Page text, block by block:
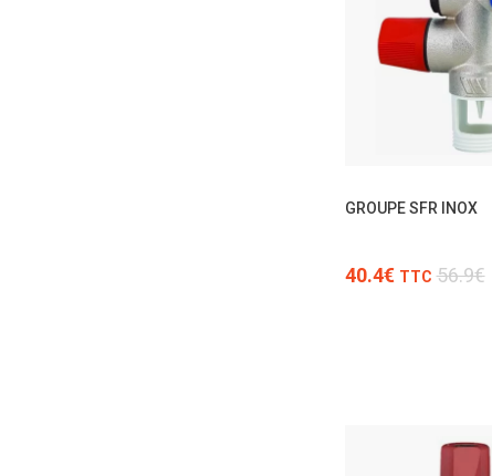
GROUPE SFR INOX
40.4€ TTC 56.9€